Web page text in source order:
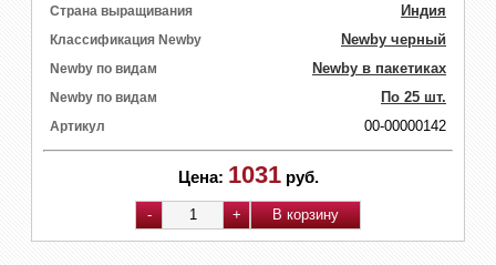
Страна выращивания Индия
Классификация Newby Newby черный
Newby по видам Newby в пакетиках
Newby по видам По 25 шт.
Артикул 00-00000142
Цена: 1031 руб.